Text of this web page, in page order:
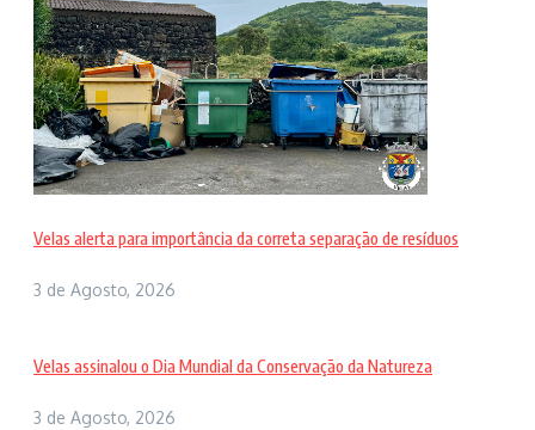
Velas alerta para importância da correta separação de resíduos
3 de Agosto, 2026
Velas assinalou o Dia Mundial da Conservação da Natureza
3 de Agosto, 2026